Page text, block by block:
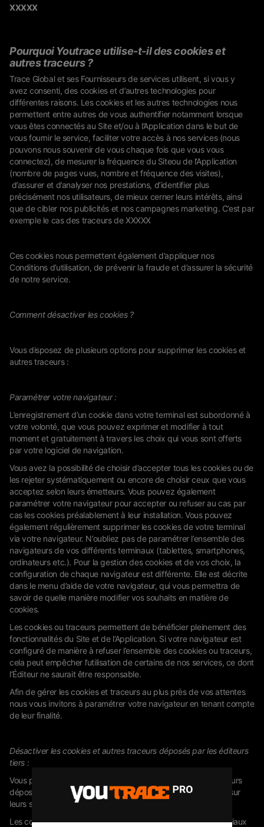
XXXXX
Pourquoi Youtrace utilise-t-il des cookies et
autres traceurs ?
Trace Global et ses Fournisseurs de services utilisent, si vous y
avez consenti, des cookies et d’autres technologies pour
différentes raisons. Les cookies et les autres technologies nous
permettent entre autres de vous authentifier notamment lorsque
vous êtes connectés au Site et/ou à l’Application dans le but de
vous fournir le service, faciliter votre accès à nos services (nous
pouvons nous souvenir de vous chaque fois que vous vous
connectez), de mesurer la fréquence du Siteou de l’Application
(nombre de pages vues, nombre et fréquence des visites),
d’assurer et d’analyser nos prestations, d’identifier plus
précisément nos utilisateurs, de mieux cerner leurs intérêts, ainsi
que de cibler nos publicités et nos campagnes marketing. C’est par
exemple le cas des traceurs de XXXXX
Ces cookies nous permettent également d’appliquer nos
Conditions d’utilisation, de prévenir la fraude et d’assurer la sécurité
de notre service.
Comment désactiver les cookies ?
Vous disposez de plusieurs options pour supprimer les cookies et
autres traceurs :
Paramétrer votre navigateur :
L’enregistrement d’un cookie dans votre terminal est subordonné à
votre volonté, que vous pouvez exprimer et modifier à tout
moment et gratuitement à travers les choix qui vous sont offerts
par votre logiciel de navigation.
Vous avez la possibilité de choisir d’accepter tous les cookies ou de
les rejeter systématiquement ou encore de choisir ceux que vous
acceptez selon leurs émetteurs. Vous pouvez également
paramétrer votre navigateur pour accepter ou refuser au cas par
cas les cookies préalablement à leur installation. Vous pouvez
également régulièrement supprimer les cookies de votre terminal
via votre navigateur. N’oubliez pas de paramétrer l’ensemble des
navigateurs de vos différents terminaux (tablettes, smartphones,
ordinateurs etc.). Pour la gestion des cookies et de vos choix, la
configuration de chaque navigateur est différente. Elle est décrite
dans le menu d’aide de votre navigateur, qui vous permettra de
savoir de quelle manière modifier vos souhaits en matière de
cookies.
Les cookies ou traceurs permettent de bénéficier pleinement des
fonctionnalités du Site et de l’Application. Si votre navigateur est
configuré de manière à refuser l’ensemble des cookies ou traceurs,
cela peut empêcher l’utilisation de certains de nos services, ce dont
l’Éditeur ne saurait être responsable.
Afin de gérer les cookies et traceurs au plus près de vos attentes
nous vous invitons à paramétrer votre navigateur en tenant compte
de leur finalité.
Désactiver les cookies et autres traceurs déposés par les éditeurs
tiers :
Vous pouvez choisir de désactiver les cookies et autres traceurs
déposés par des éditeurs tiers en vous rendant directement sur
leurs sites, à l’aide du lien indiqué dans le tableau ci-dessus.
Les cookies ou traceurs déposés par les sites de réseaux sociaux